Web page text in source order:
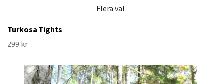
Flera val
Turkosa Tights
299 kr